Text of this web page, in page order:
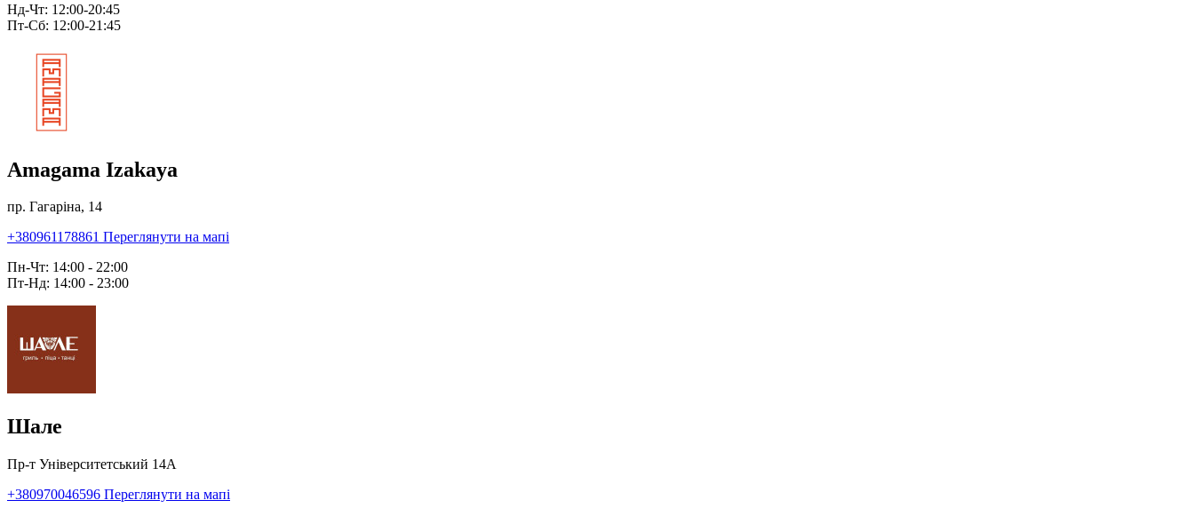
Нд-Чт: 12:00-20:45
Пт-Сб: 12:00-21:45
Amagama Izakaya
пр. Гагаріна, 14
+380961178861 Переглянути на мапі
Пн-Чт: 14:00 - 22:00
Пт-Нд: 14:00 - 23:00
Шале
Пр-т Університетський 14А
+380970046596 Переглянути на мапі